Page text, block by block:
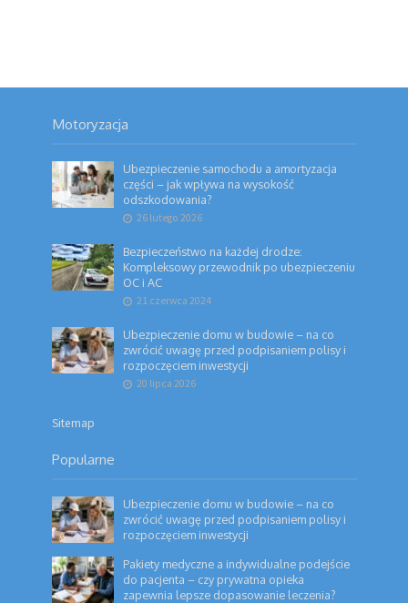
Motoryzacja
Ubezpieczenie samochodu a amortyzacja
części – jak wpływa na wysokość
odszkodowania?
26 lutego 2026
Bezpieczeństwo na każdej drodze:
Kompleksowy przewodnik po ubezpieczeniu
OC i AC
21 czerwca 2024
Ubezpieczenie domu w budowie – na co
zwrócić uwagę przed podpisaniem polisy i
rozpoczęciem inwestycji
20 lipca 2026
Sitemap
Popularne
Ubezpieczenie domu w budowie – na co
zwrócić uwagę przed podpisaniem polisy i
rozpoczęciem inwestycji
Pakiety medyczne a indywidualne podejście
do pacjenta – czy prywatna opieka
zapewnia lepsze dopasowanie leczenia?